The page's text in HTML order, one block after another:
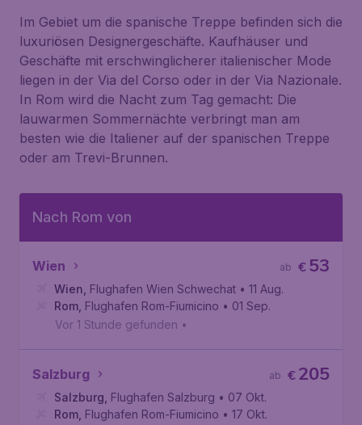
Im Gebiet um die spanische Treppe befinden sich die
luxuriösen Designergeschäfte. Kaufhäuser und
Geschäfte mit erschwinglicherer italienischer Mode
liegen in der Via del Corso oder in der Via Nazionale.
In Rom wird die Nacht zum Tag gemacht: Die
lauwarmen Sommernächte verbringt man am
besten wie die Italiener auf der spanischen Treppe
oder am Trevi-Brunnen.
Nach Rom von
Wien €53
ab
Wien Flughafen Wien Schwechat • 11 Aug.
Rom Flughafen Rom-Fiumicino • 01 Sep.
Vor 1 Stunde gefunden •
Salzburg €205
ab
Salzburg Flughafen Salzburg • 07 Okt.
Rom Flughafen Rom-Fiumicino • 17 Okt.